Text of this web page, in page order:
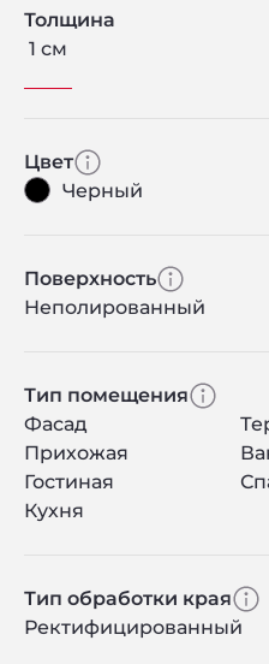
Толщина
1 см
Цвет
Черный
Поверхность
Неполированный
Тип помещения
Фасад
Прихожая
Гостиная
Кухня
Тип обработки края
Ректифицированный